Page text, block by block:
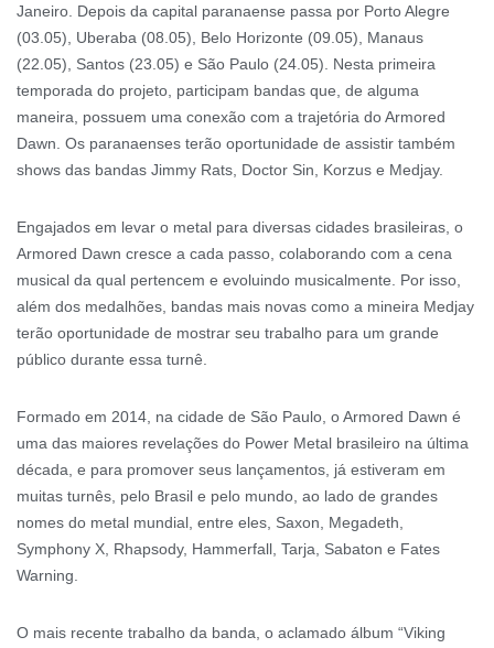
Janeiro. Depois da capital paranaense passa por Porto Alegre
(03.05), Uberaba (08.05), Belo Horizonte (09.05), Manaus
(22.05), Santos (23.05) e São Paulo (24.05). Nesta primeira
temporada do projeto, participam bandas que, de alguma
maneira, possuem uma conexão com a trajetória do Armored
Dawn. Os paranaenses terão oportunidade de assistir também
shows das bandas Jimmy Rats, Doctor Sin, Korzus e Medjay.
Engajados em levar o metal para diversas cidades brasileiras, o
Armored Dawn cresce a cada passo, colaborando com a cena
musical da qual pertencem e evoluindo musicalmente. Por isso,
além dos medalhões, bandas mais novas como a mineira Medjay
terão oportunidade de mostrar seu trabalho para um grande
público durante essa turnê.
Formado em 2014, na cidade de São Paulo, o Armored Dawn é
uma das maiores revelações do Power Metal brasileiro na última
década, e para promover seus lançamentos, já estiveram em
muitas turnês, pelo Brasil e pelo mundo, ao lado de grandes
nomes do metal mundial, entre eles, Saxon, ‪Megadeth,
Symphony X, Rhapsody, Hammerfall, Tarja, Sabaton e Fates
Warning.
O mais recente trabalho da banda, o aclamado álbum “Viking